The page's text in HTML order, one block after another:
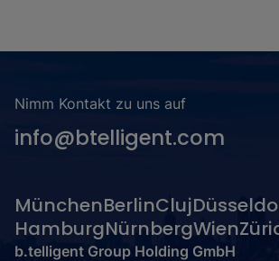
Nimm Kontakt zu uns auf
info@btelligent.com
MünchenBerlinCluj
HamburgNürnbergWien
b.telligent Group Holding GmbH